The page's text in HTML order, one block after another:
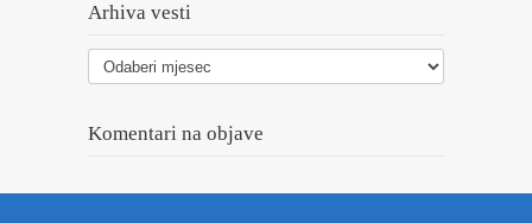
Arhiva vesti
Arhiva
vesti
Komentari na objave